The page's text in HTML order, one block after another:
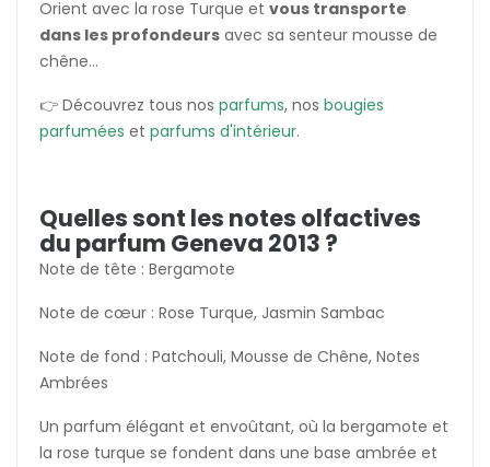
Orient avec la rose Turque et vous transporte
dans les profondeurs avec sa senteur mousse de
chêne...
👉 Découvrez tous nos parfums, nos bougies
parfumées et parfums d'intérieur.
Quelles sont les notes olfactives
du parfum Geneva 2013 ?
Note de tête : Bergamote
Note de cœur : Rose Turque, Jasmin Sambac
Note de fond : Patchouli, Mousse de Chêne, Notes
Ambrées
Un parfum élégant et envoûtant, où la bergamote et
la rose turque se fondent dans une base ambrée et